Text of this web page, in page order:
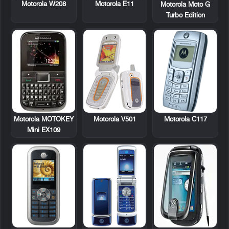
Motorola Moto G
Turbo Edition
Motorola E11
Motorola W208
Motorola C117
Motorola V501
Motorola MOTOKEY
Mini EX109